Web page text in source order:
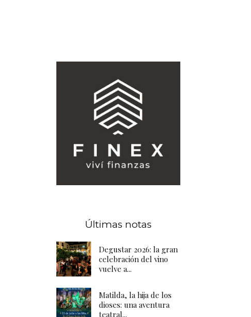
Últimas notas
Degustar 2026: la gran
celebración del vino
vuelve a...
Matilda, la hija de los
dioses: una aventura
teatral...